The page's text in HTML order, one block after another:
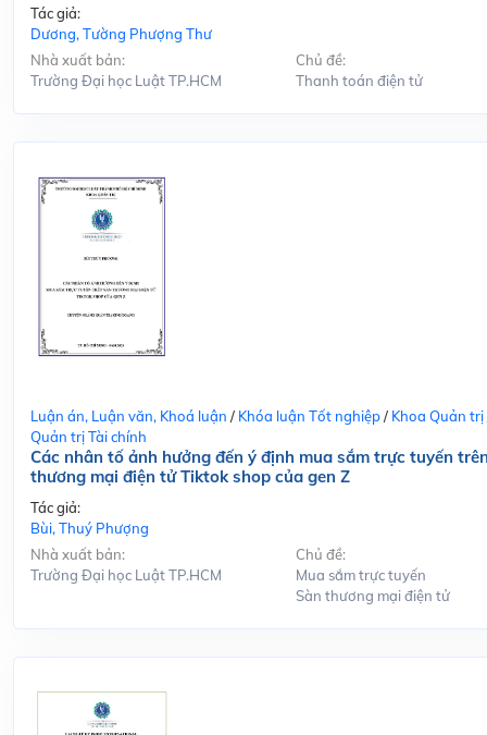
Tác giả:
Dương, Tường Phượng Thư
Nhà xuất bản:
Trường Đại học Luật TP.HCM
Chủ đề:
Thanh toán điện tử
Luận án, Luận văn, Khoá luận / Khóa luận Tốt nghiệp/ Khoa Quản trị
Quản trị Tài chính
Các nhân tố ảnh hưởng đến ý định mua sắm trực tuyến
thương mại điện tử Tiktok shop của gen Z
Tác giả:
Bùi, Thuý Phượng
Nhà xuất bản:
Trường Đại học Luật TP.HCM
Chủ đề:
Mua sắm trực tuyến
Sàn thương mại điện tử